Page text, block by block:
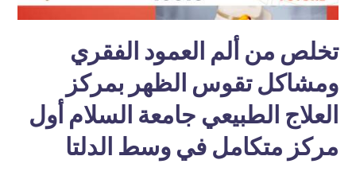
تخلص من ألم العمود الفقري
ومشاكل تقوس الظهر بمركز
العلاج الطبيعي جامعة السلام أول
مركز متكامل في وسط الدلتا